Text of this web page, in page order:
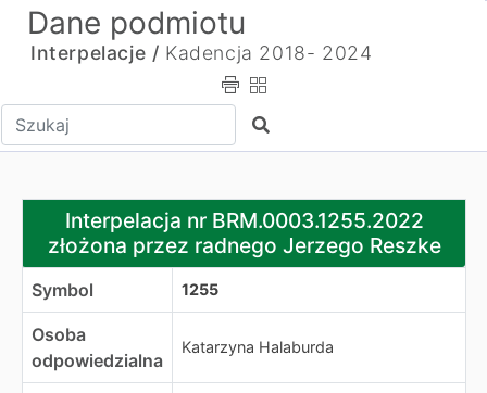
Dane podmiotu
Interpelacje / Kadencja 2018- 2024
Wpisz tekst do wyszukania Szukaj
Interpelacja nr BRM.0003.1255.2022 złożona przez
Interpelacja nr BRM.0003.1255.2022
złożona przez radnego Jerzego Reszke
Symbol 1255
Osoba
odpowiedzialna
Katarzyna Halaburda